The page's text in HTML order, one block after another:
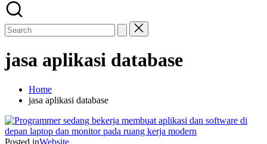
jasa aplikasi database
Home
jasa aplikasi database
Posted inWebsite